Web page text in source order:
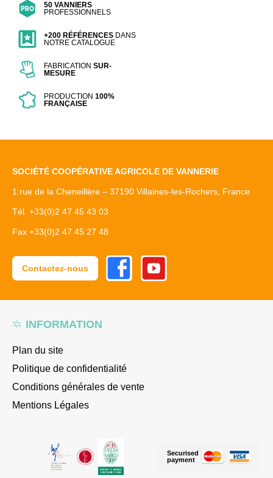
50 VANNIERS
PROFESSIONNELS
+200 RÉFÉRENCES DANS
NOTRE CATALOGUE
FABRICATIONSUR-
MESURE
PRODUCTION100%
FRANÇAISE
INFORMATION
Plan du site
Politique de confidentialité
Conditions générales de vente
Mentions Légales
SOCIÉTÉ COOPÉRATIVE AGRICOLE DE VANNERIE
1 rue de la Cheneillère – 37190 Villaines-les-Rochers, France
Tél. +33(0)2 47 45 43 03
Fax +33(0)2 47 45 27 48
Securised
payment
Contactez-nous
FacebookYoutube